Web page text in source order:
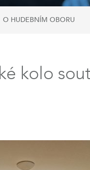
O HUDEBNÍM OBORU
kolo